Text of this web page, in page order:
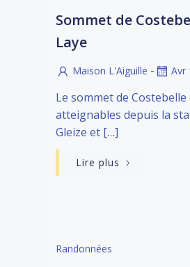
Sommet de
Laye
Maison L'Aiguille - Avr
Le sommet de
atteignables depuis la
Gleize et […]
Lire plus
Randonnées